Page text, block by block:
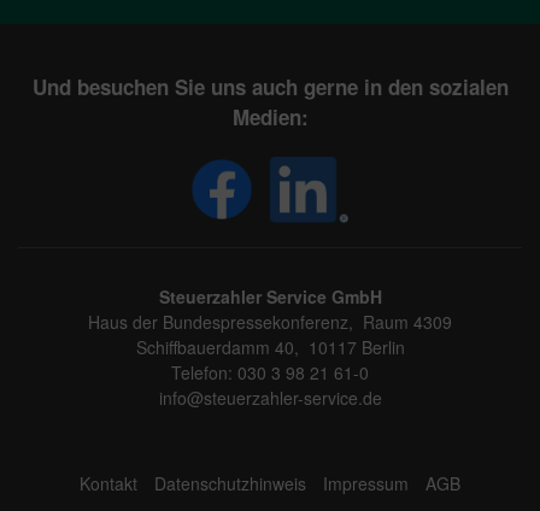
Und besuchen Sie uns auch gerne in den sozialen
Medien:
Steuerzahler Service GmbH
Haus der Bundespressekonferenz, Raum 4309
Schiffbauerdamm 40, 10117 Berlin
Telefon: 030 3 98 21 61-0
info@steuerzahler-service.de
Kontakt Datenschutzhinweis Impressum
AGB